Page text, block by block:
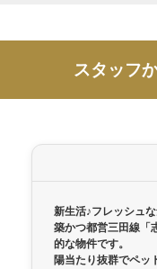
スタッフ
新生活♪フレッシュ
築かつ都営三田線「
的な物件です。
陽当たり抜群でペッ